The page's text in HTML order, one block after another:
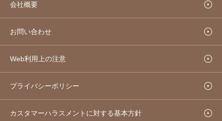
会社概要
お問い合わせ
Web利用上の注意
プライバシーポリシー
カスタマーハラスメントに対する基本方針